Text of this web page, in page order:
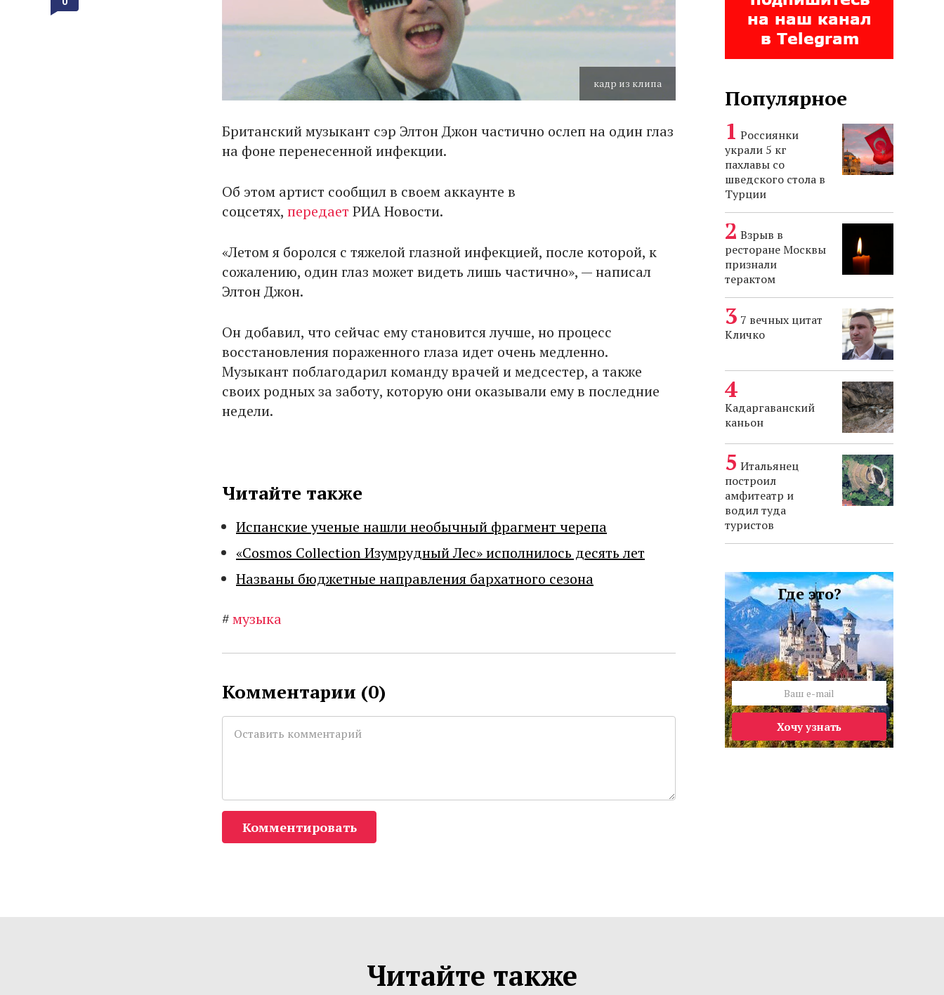
кадр из клипа
Британский музыкант сэр Элтон Джон частично ослеп на один глаз
на фоне перенесенной инфекции.
Об этом артист сообщил в своем аккаунте в
соцсетях, передает РИА Новости.
«Летом я боролся с тяжелой глазной инфекцией, после которой, к
сожалению, один глаз может видеть лишь частично», — написал
Элтон Джон.
Он добавил, что сейчас ему становится лучше, но процесс
восстановления пораженного глаза идет очень медленно.
Музыкант поблагодарил команду врачей и медсестер, а также
своих родных за заботу, которую они оказывали ему в последние
недели.
Читайте также
Испанские ученые нашли необычный фрагмент черепа
«Cosmos Collection Изумрудный Лес» исполнилось десять лет
Названы бюджетные направления бархатного сезона
#музыка
Комментарии (0)
Комментировать
Популярное
Россиянки
украли 5 кг
пахлавы со
шведского стола в
Турции
Взрыв в
ресторане Москвы
признали
терактом
7 вечных цитат
Кличко
Кадаргаванский
каньон
Итальянец
построил
амфитеатр и
водил туда
туристов
Где это?
Хочу узнать
Читайте также